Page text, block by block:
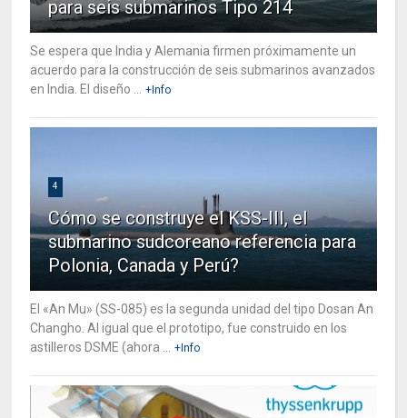
para seis submarinos Tipo 214
Se espera que India y Alemania firmen próximamente un
acuerdo para la construcción de seis submarinos avanzados
en India. El diseño ...
+Info
4
Cómo se construye el KSS-III, el
submarino sudcoreano referencia para
Polonia, Canada y Perú?
El «An Mu» (SS-085) es la segunda unidad del tipo Dosan An
Changho. Al igual que el prototipo, fue construido en los
astilleros DSME (ahora ...
+Info